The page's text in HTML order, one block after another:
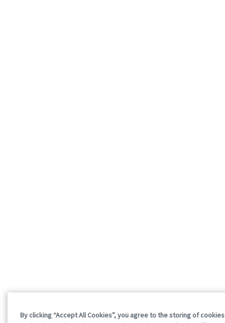
By clicking “Accept All Cookies”, you agree to the storing of